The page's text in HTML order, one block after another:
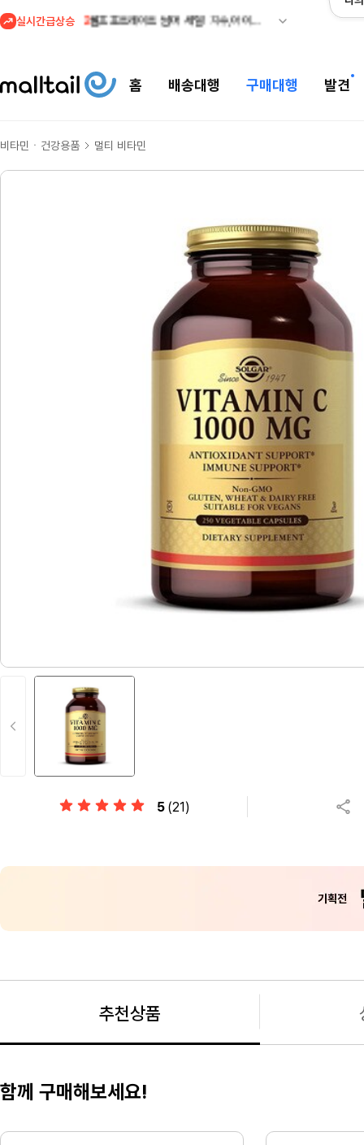
실시간급상승
2
셀프포트레이트 썸머 세일! 지수,아이유 착용 + 관세내 특가
5
프리미엄 반다이) 원피스 3주년 카드 프리오더 오픈! (인기 상품은 품절·재입고 반복)
홈 배송대행 구매대행 발견
비타민ㆍ건강용품 멀티 비타민
5 (21)
추천상품
함께 구매해보세요!